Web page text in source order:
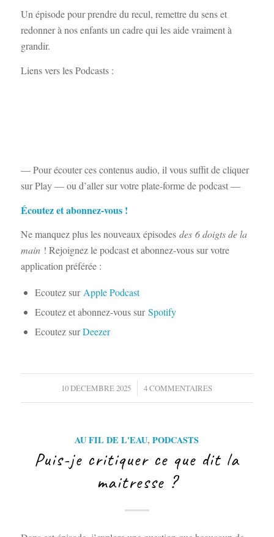
Un épisode pour prendre du recul, remettre du sens et
redonner à nos enfants un cadre qui les aide vraiment à
grandir.
Liens vers les Podcasts :
— Pour écouter ces contenus audio, il vous suffit de cliquer
sur Play — ou d’aller sur votre plate-forme de podcast —
Écoutez et abonnez-vous !
Ne manquez plus les nouveaux épisodes des 6 doigts de la
main! Rejoignez le podcast et abonnez-vous sur votre
application préférée :
Ecoutez sur Apple Podcast
Ecoutez et abonnez-vous surSpotify
Ecoutez surDeezer
10 DÉCEMBRE 2025
/ 4 COMMENTAIRES
AU FIL DE L'EAU,PODCASTS
Puis-je critiquer ce que dit la
maitresse ?